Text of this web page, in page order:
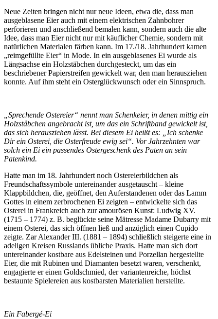
Neue Zeiten bringen nicht nur neue Ideen, etwa die, dass man
ausgeblasene Eier auch mit einem elektrischen Zahnbohrer
perforieren und anschließend bemalen kann, sondern auch die alte
Idee, dass man Eier nicht nur mit käuflicher Chemie, sondern mit
natürlichen Materialen färben kann. Im 17./18. Jahrhundert kamen
„reimgefüllte Eier“ in Mode. In ein ausgeblasenes Ei wurde als
Längsachse ein Holzstäbchen durchgesteckt, um das ein
beschriebener Papierstreifen gewickelt war, den man herausziehen
konnte. Auf ihm steht ein Osterglückwunsch oder ein Sinnspruch.
„Sprechende Ostereier“ nennt man Schenkeier, in denen mittig ein
Holzstäbchen angebracht ist, um das ein Schriftband gewickelt ist,
das sich herausziehen lässt. Bei diesem Ei heißt es: „Ich schenke
Dir ein Osterei, die Osterfreude ewig sei“. Vor Jahrzehnten war
solch ein Ei ein passendes Ostergeschenk des Paten an sein
Patenkind.
Hatte man im 18. Jahrhundert noch Ostereierbildchen als
Freundschaftssymbole untereinander ausgetauscht – kleine
Klappbildchen, die, geöffnet, den Auferstandenen oder das Lamm
Gottes in einem zerbrochenen Ei zeigten – entwickelte sich das
Osterei in Frankreich auch zur amourösen Kunst: Ludwig XV.
(1715 – 1774) z. B. beglückte seine Mätresse Madame Dubarry mit
einem Osterei, das sich öffnen ließ und anzüglich einen Cupido
zeigte. Zar Alexander III. (1881 – 1894) schließlich steigerte eine in
adeligen Kreisen Russlands übliche Praxis. Hatte man sich dort
untereinander kostbare aus Edelsteinen und Porzellan hergestellte
Eier, die mit Rubinen und Diamanten besetzt waren, verschenkt,
engagierte er einen Goldschmied, der variantenreiche, höchst
bestaunte Spielereien aus kostbarsten Materialien herstellte.
Ein Fabergé-Ei